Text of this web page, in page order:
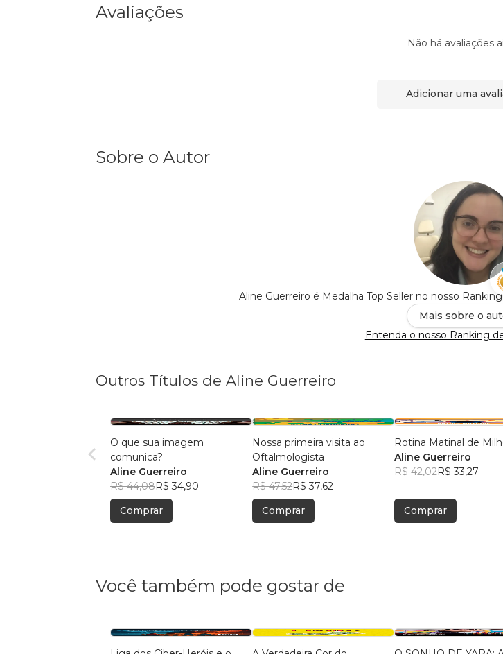
Avaliações
Não há avaliações
Adicionar uma
Sobre o Autor
Aline Guerreiro é Medalha Top Seller no nosso
Mais sobre o
Entenda o nosso Ranking
Outros Títulos de Aline Guerreiro
O que sua imagem
comunica?
Aline Guerreiro
R$ 44,08R$ 34,90
Comprar
Nossa primeira visita ao
Oftalmologista
Aline Guerreiro
R$ 47,52R$ 37,62
Comprar
Rotina Matinal de
Aline Guerreiro
R$ 42,02R$ 33,27
Comprar
Você também pode gostar de